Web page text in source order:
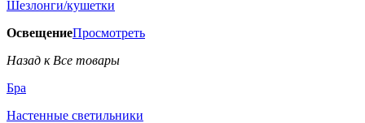
Шезлонги/кушетки
ОсвещениеПросмотреть
Назад к Все товары
Бра
Настенные светильники